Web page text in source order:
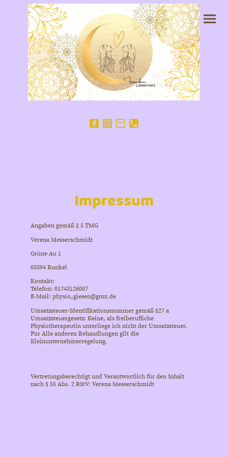
Impressum
Angaben gemäß § 5 TMG
Verena Messerschmidt
Grüne Au 1
65594 Runkel
Kontakt:
Telefon: 01743126007
E-Mail: physio_giesen@gmx.de
Umsatzsteuer-Identifikationsnummer gemäß §27 a
Umsatzsteuergesetz: Keine, als freiberufliche
Physiotherapeutin unterliege ich nicht der Umsatzsteuer.
Für Alle anderen Behandlungen gilt die
Kleinunternehmerregelung.
Vertretungsberechtigt und Verantwortlich für den Inhalt
nach § 55 Abs. 2 RStV: Verena Messerschmidt